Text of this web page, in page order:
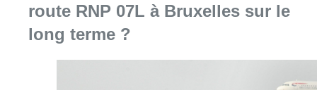
route RNP 07L à Bruxelles sur le
long terme ?